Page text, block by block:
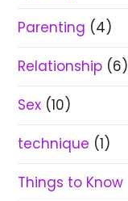
Parenting (4)
Relationship (6)
Sex (10)
technique (1)
Things to Know